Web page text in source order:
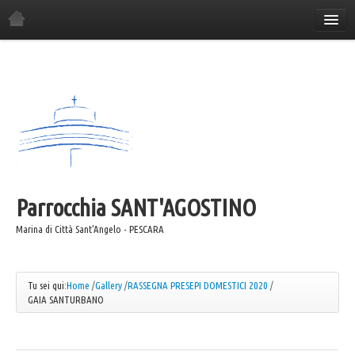
Orario Sante Messe
Gli incontri in parrocchia
Il Consiglio Economico
Il Comitato Festa
I Gruppi Parrocchiali
Azione Cattolica
Coro "Canta e Cammina"
Caritas
Parrocchia SANT'AGOSTINO
Marina di Città Sant'Angelo - PESCARA
Tu sei qui:Home /Gallery /RASSEGNA PRESEPI DOMESTICI 2020 /
GAIA SANTURBANO